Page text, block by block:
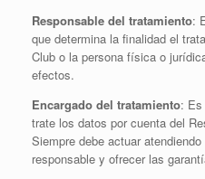
Responsable del tratamiento:
que determina la finalidad el
Club o la persona física o
efectos.
Encargado del tratamiento:
trate los datos por cuenta del
Siempre debe actuar
responsable y ofrecer las